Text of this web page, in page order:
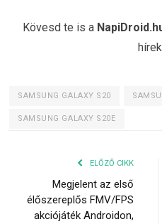
Kövesd te is a
SAMSUNG GALAXY S20
SAMSUNG GALAXY S20E
ELŐZŐ CIKK
Megjelent az első
élőszereplős FMV/FPS
akciójáték Androidon,